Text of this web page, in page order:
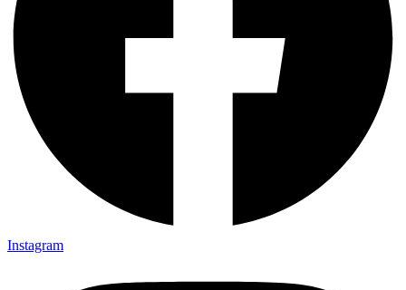
Instagram